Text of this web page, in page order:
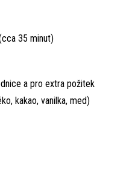
35 minut)
a pro extra požitek
kakao, vanilka, med)